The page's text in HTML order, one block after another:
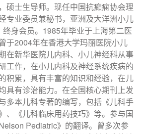
硕士生导师。现任中国抗癫痫协会理
专业委员兼秘书，亚洲及大洋洲小儿
身会员。1985年毕业于上海第二医
于2004年在香港大学玛丽医院小儿
在新华医院儿内科、小儿神经科从事
工作，在小儿内科及神经系统疾病的
积累，具有丰富的知识和经验，在儿
具有诊治能力。在全国核心期刊上发
多本儿科专著的编写，包括《儿科手
、《儿科临床用药技巧》等。参与国
Pediatric》的翻译。曾多次参